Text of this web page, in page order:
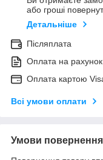
або гроші
Детальніше
Післяплата
Оплата на рахунок
Оплата картою
Всі умови оплати
Умови повернення